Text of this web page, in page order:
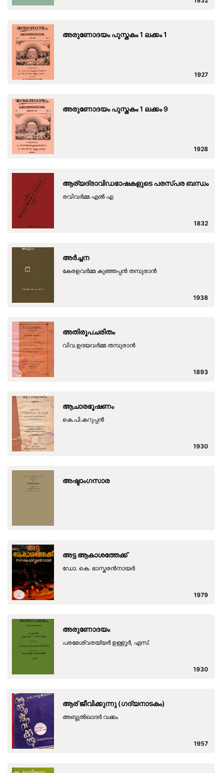
അരുണോദയം പുസ്തകം 1 ലക്കം 1
1927
അരുണോദയം പുസ്തകം 1 ലക്കം 9
1928
ആര്യദ്രാവിഡഭാഷകളുടെ പരസ്പര ബന്ധം
രവിവര്‍മ്മ എല്‍ എ
1832
അര്‍ച്ചന
കേരളവര്‍മ്മ കുഞ്ഞപ്പന്‍ തമ്പുരാന്‍
1938
അതിരൂപചരിതം
വിവ.ഉദയവര്‍മ്മ തമ്പുരാന്‍
1893
ആചാരഭൂഷണം
കെ.പി.കറുപ്പന്‍
1930
അഷ്ടാംഗസാര
അട്ട ആകാശത്തേക്ക്
ഡോ. കെ. ഭാസ്കരൻനായർ
1979
അരുണോദയം
പരമേശ്വരയ്യര്‍ ഉള്ളൂര്‍, എസ്.
1930
ആര് ജീവിക്കുന്നു (ഗദ്യനാടകം)
അബ്ദുല്‍ഖാദര്‍ വക്കം
1957